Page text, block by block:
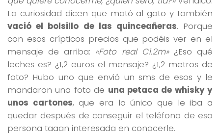
La curiosidad dicen que mató al gato y también
vació el bolsillo de las quinceañeras. Porque
con esos crípticos precios que podéis ver en el
mensaje de arriba: «Foto real C1.2m»¿Eso qué
leches es? ¿1,2 euros el mensaje? ¿1,2 metros de
foto? Hubo uno que envió un sms de esos y le
mandaron una foto de una petaca de whisky y
unos cartones, que era lo único que le iba a
quedar después de conseguir el teléfono de esa
persona taaan interesada en conocerle.